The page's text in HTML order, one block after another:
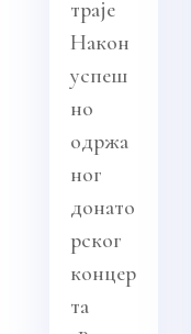
траје
Након
успеш
но
одржа
ног
донато
рског
концер
та